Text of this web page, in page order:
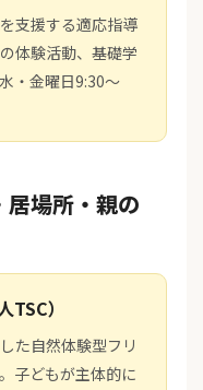
支援する適応指導
体験活動、基礎学
・金曜日9:30～
居場所・親の
）
た自然体験型フリ
子どもが主体的に